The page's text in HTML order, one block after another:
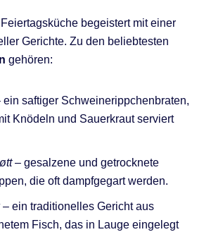
begeistert mit einer
Gerichte. Zu den beliebtesten
gehören:
saftiger Schweinerippchenbraten,
Knödeln und Sauerkraut serviert
– gesalzene und getrocknete
die oft dampfgegart werden.
– ein traditionelles Gericht aus
Fisch, das in Lauge eingelegt